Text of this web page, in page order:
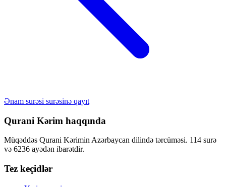
Ənam surəsi surəsinə qayıt
Qurani Kərim haqqında
Müqəddəs Qurani Kərimin Azərbaycan dilində tərcüməsi. 114 surə
və 6236 ayədən ibarətdir.
Tez keçidlər